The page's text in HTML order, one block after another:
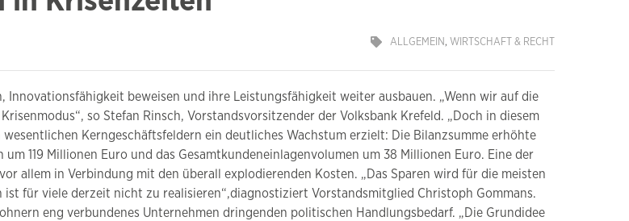
ALLGEMEIN, WIRTSCHAFT & RECHT
beweisen und ihre Leistungsfähigkeit weiter ausbauen. „Wenn wir auf die
so Stefan Rinsch, Vorstandsvorsitzender der Volksbank Krefeld. „Doch in diesem
Kerngeschäftsfeldern ein deutliches Wachstum erzielt: Die Bilanzsumme erhöhte
119 Millionen Euro und das Gesamtkundeneinlagenvolumen um 38 Millionen Euro. Eine der
allem in Verbindung mit den überall explodierenden Kosten. „Das Sparen wird für die meisten
ist für viele derzeit nicht zu realisieren“,diagnostiziert Vorstandsmitglied Christoph Gommans.
eng verbundenes Unternehmen dringenden politischen Handlungsbedarf. „Die Grundidee